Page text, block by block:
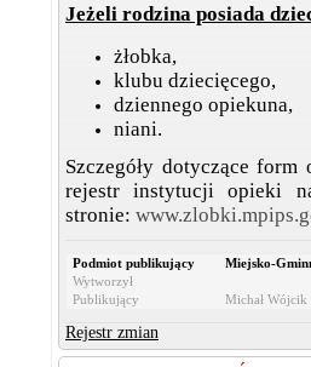
Jeżeli rodzina posiada
żłobka,
klubu dziecięcego,
dziennego opiekuna,
niani.
Szczegóły dotyczące
rejestr instytucji opieki
stronie:
Podmiot publikujący
Miejsko-
Wytworzył
Publikujący
Michał
Rejestr zmian